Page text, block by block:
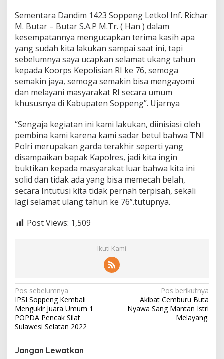
Sementara Dandim 1423 Soppeng Letkol Inf. Richar
M. Butar – Butar S.A.P M.Tr. ( Han ) dalam
kesempatannya mengucapkan terima kasih apa
yang sudah kita lakukan sampai saat ini, tapi
sebelumnya saya ucapkan selamat ukang tahun
kepada Koorps Kepolisian RI ke 76, semoga
semakin jaya, semoga semakin bisa mengayomi
dan melayani masyarakat RI secara umum
khususnya di Kabupaten Soppeng”. Ujarnya
“Sengaja kegiatan ini kami lakukan, diinisiasi oleh
pembina kami karena kami sadar betul bahwa TNI
Polri merupakan garda terakhir seperti yang
disampaikan bapak Kapolres, jadi kita ingin
buktikan kepada masyarakat luar bahwa kita ini
solid dan tidak ada yang bisa memecah belah,
secara Intutusi kita tidak pernah terpisah, sekali
lagi selamat ulang tahun ke 76”.tutupnya.
Post Views: 1,509
Ikuti Kami
Navigasi
pos
Pos sebelumnya
IPSI Soppeng Kembali
Mengukir Juara Umum 1
POPDA Pencak Silat
Sulawesi Selatan 2022
Pos berikutnya
Akibat Cemburu Buta
Nyawa Sang Mantan Istri
Melayang.
Jangan Lewatkan